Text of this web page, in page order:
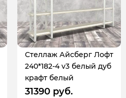
Стеллаж Айсберг Лофт
240*182-4 v3 белый дуб
крафт белый
31390 руб.